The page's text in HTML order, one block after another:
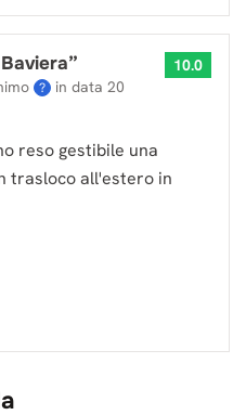
”
? in data 20
10.0
reso gestibile una
trasloco all'estero in